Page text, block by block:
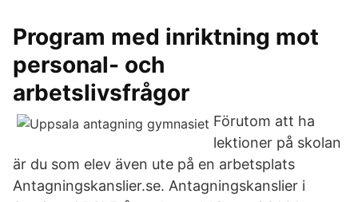
Program med inriktning mot
personal- och
arbetslivsfrågor
Förutom att ha
lektioner på skolan
är du som elev även ute på en arbetsplats
Antagningskanslier.se. Antagningskanslier i